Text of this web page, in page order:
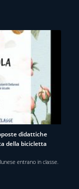
didattiche
della bicicletta
entrano in classe.